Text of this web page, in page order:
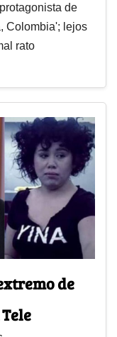
de
Colombia'; lejos
rato
de